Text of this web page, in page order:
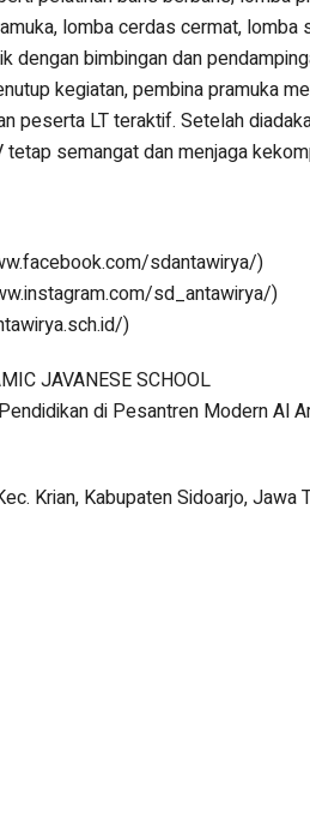
lomba cerdas cermat,
dengan bimbingan dan
kegiatan, pembina pramuka
peserta LT teraktif. Setelah
semangat dan menjaga
sdantawirya/)
sd_antawirya/)
)
JAVANESE SCHOOL
di Pesantren Modern Al
Krian, Kabupaten Sidoarjo, Jawa